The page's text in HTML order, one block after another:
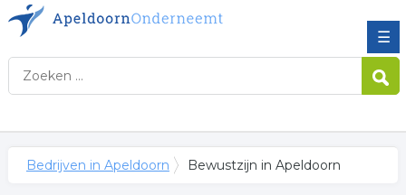
☰
Bedrijven in Apeldoorn Bewustzijn in Apeldoorn